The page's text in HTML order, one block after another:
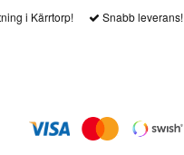
i Kärrtorp! Snabb leverans!